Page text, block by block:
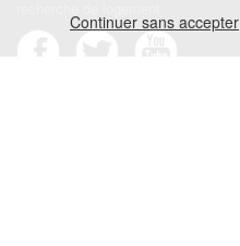
Continuer sans accepter